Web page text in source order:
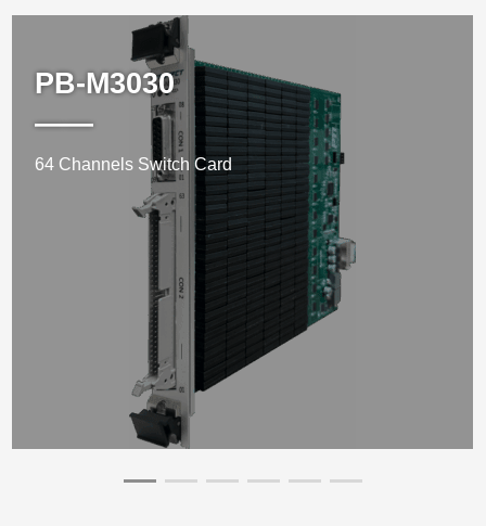
PB-M3030
——
64 Channels Switch Card